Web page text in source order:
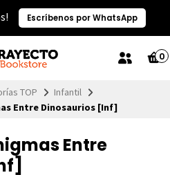
Escríbenos por WhatsApp
0
TOP
Infantil
Entre Dinosaurios [Inf]
Entre